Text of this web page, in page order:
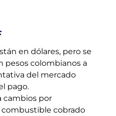
en dólares, pero se
pesos colombianos a
del mercado
pago.
cambios por
cobrado